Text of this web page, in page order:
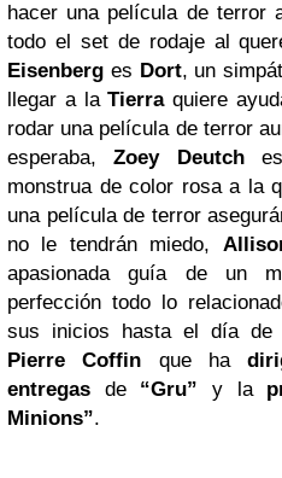
hacer una película de terror
todo el set de rodaje al
Eisenberg es Dort, un
llegar a laTierraquiere
rodar una película de terror
esperaba,Zoey Deutch
monstrua de color rosa a la
una película de terror
no le tendrán miedo,
apasionada guía de un
perfección todo lo
sus inicios hasta el día de
Pierre Coffin que ha
entregas de “Gru” y la
Minions”.